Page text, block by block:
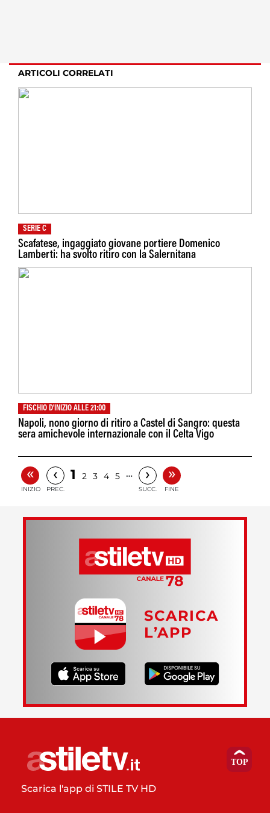
ARTICOLI CORRELATI
SERIE C
Scafatese, ingaggiato giovane portiere Domenico
Lamberti: ha svolto ritiro con la Salernitana
FISCHIO D'INIZIO ALLE 21:00
Napoli, nono giorno di ritiro a Castel di Sangro: questa
sera amichevole internazionale con il Celta Vigo
«
INIZIO
‹
PREC.
1 2 3 4 5 … ›
SUCC.
»
FINE
SCARICA
L’APP
Scarica l'app di STILE TV HD